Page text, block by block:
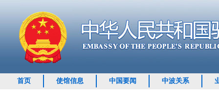
首页 使馆信息 中国要闻 中波关系